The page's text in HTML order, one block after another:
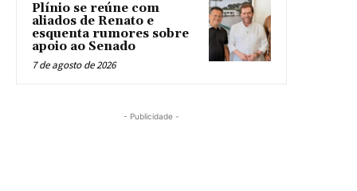
Plínio se reúne com
aliados de Renato e
esquenta rumores sobre
apoio ao Senado
7 de agosto de 2026
- Publicidade -